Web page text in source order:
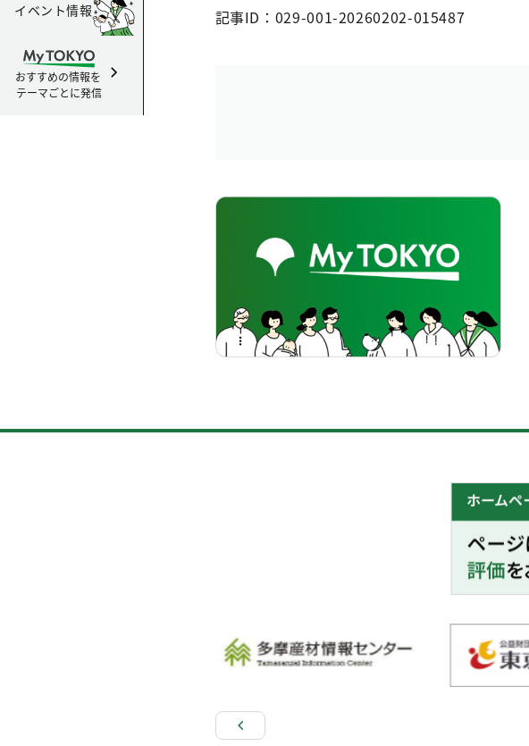
イベント情報
おすすめの情報を
テーマごとに発信
記事ID：029-001-20260202-015487